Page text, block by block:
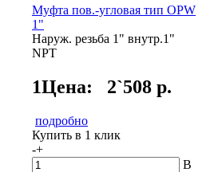
Муфта пов.-угловая тип OPW
1"
Наруж. резьба 1" внутр.1"
NPT
1Цена: 2`508 р.
подробно
Купить в 1 клик
-+
В